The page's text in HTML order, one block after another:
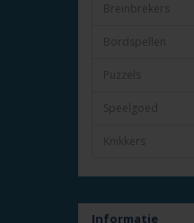
Breinbrekers
Bordspellen
Puzzels
Speelgoed
Knikkers
Informatie